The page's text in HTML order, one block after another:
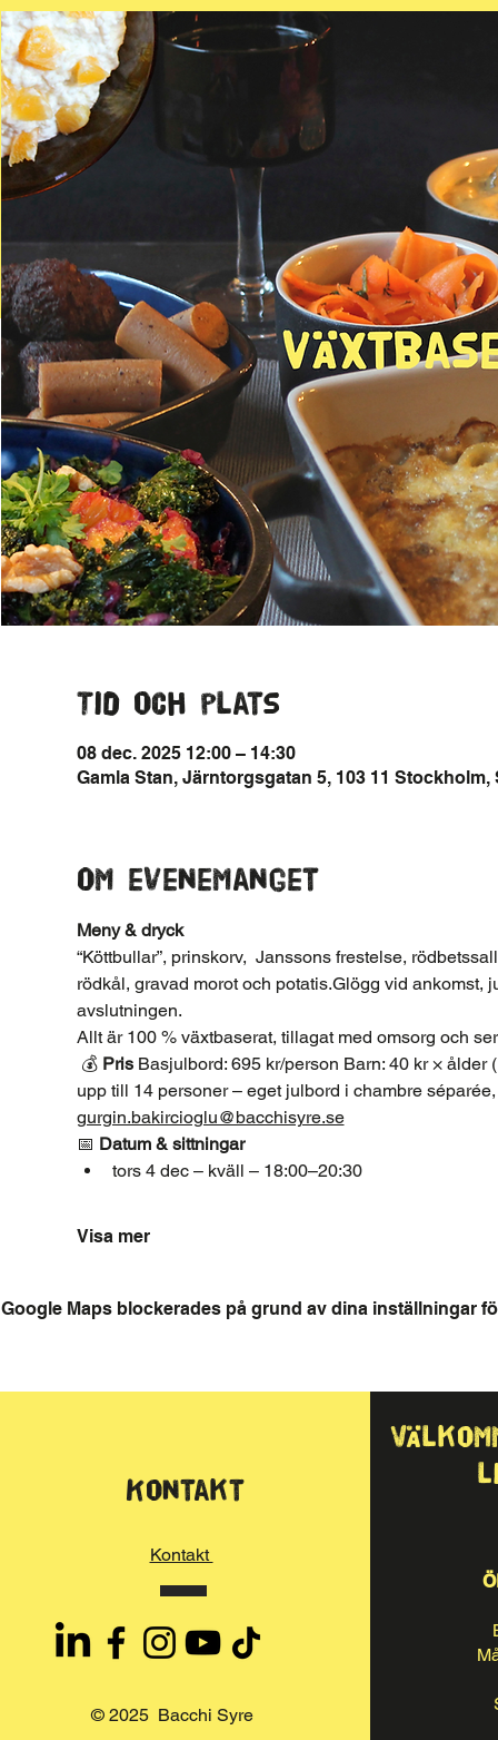
Tid och plats
08 dec. 2025 12:00 – 14:30
Gamla Stan, Järntorgsgatan 5, 103 11 Stockholm,
Om evenemanget
Meny & dryck
“Köttbullar”, prinskorv,  Janssons frestelse,
rödkål, gravad morot och potatis.Glögg vid
avslutningen.
Allt är 100 % växtbaserat, tillagat med omsorg och
💰 Pris Basjulbord: 695 kr/person Barn: 40 kr × ålder
upp till 14 personer – eget julbord i chambre
gurgin.bakircioglu@bacchisyre.se
📅 Datum & sittningar
tors 4 dec – kväll – 18:00–20:30
Visa mer
Google Maps blockerades på grund av dina inställningar
Kontakt
Kontakt
© 2025 Bacchi Syre